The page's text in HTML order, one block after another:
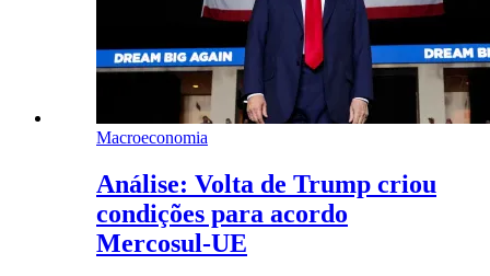
Macroeconomia
Análise: Volta de Trump criou
condições para acordo
Mercosul-UE